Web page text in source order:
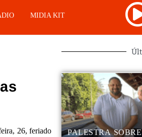
MIDIA KIT
26, feriado
PALESTRA